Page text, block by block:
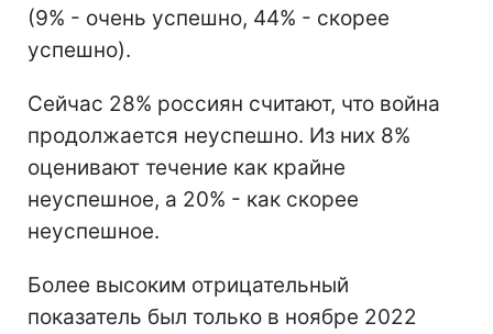
(9% - очень успешно, 44% - скорее
успешно).
Сейчас 28% россиян считают, что война
продолжается неуспешно. Из них 8%
оценивают течение как крайне
неуспешное, а 20% - как скорее
неуспешное.
Более высоким отрицательный
показатель был только в ноябре 2022